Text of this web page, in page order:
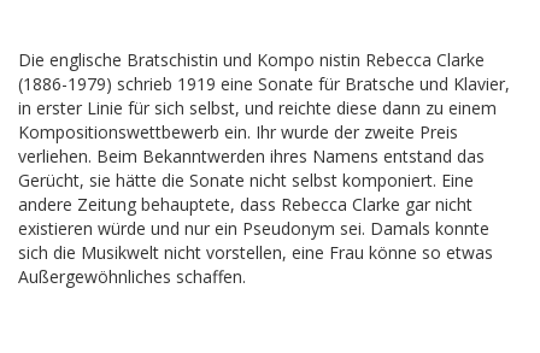
Die englische Bratschistin und Kompo nistin Rebecca Clarke
(1886-1979) schrieb 1919 eine Sonate für Bratsche und Klavier,
in erster Linie für sich selbst, und reichte diese dann zu einem
Kompositionswettbewerb ein. Ihr wurde der zweite Preis
verliehen. Beim Bekanntwerden ihres Namens entstand das
Gerücht, sie hätte die Sonate nicht selbst komponiert. Eine
andere Zeitung behauptete, dass Rebecca Clarke gar nicht
existieren würde und nur ein Pseudonym sei. Damals konnte
sich die Musikwelt nicht vorstellen, eine Frau könne so etwas
Außergewöhnliches schaffen.